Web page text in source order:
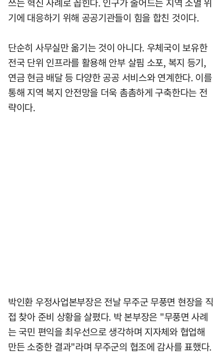
기에 대응하기 위해 공공기관들이 힘을 합친 것이다.
단순히 사무실만 옮기는 것이 아니다. 우체국이 보유한
전국 단위 인프라를 활용해 안부 살핌 소포, 복지 등기,
연금 현금 배달 등 다양한 공공 서비스와 연계한다. 이를
통해 지역 복지 안전망을 더욱 촘촘하게 구축한다는 전
략이다.
박인환 우정사업본부장은 전날 무주군 무풍면 현장을 직
접 찾아 준비 상황을 살폈다. 박 본부장은 "무풍면 사례
는 국민 편익을 최우선으로 생각하며 지자체와 협업해
만든 소중한 결과"라며 무주군의 협조에 감사를 표했다.